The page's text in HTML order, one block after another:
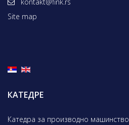
kontakt@fink.rs
Site map
КАТЕДРЕ
Катедра за производно машинство